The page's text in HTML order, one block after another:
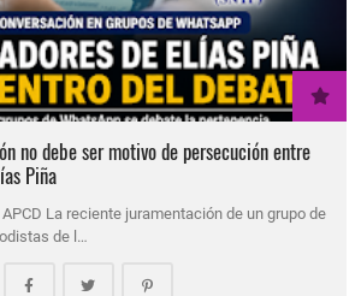
no debe ser motivo de persecución entre
Piña
APCD La reciente juramentación de un grupo de
de l…